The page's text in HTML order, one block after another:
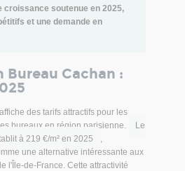
vu le jour avec la halle du
Eyrolles et le projet d'une place
constituant ainsi un
et d'échanges.
que connexion entre le RER B
du Grand Paris Express, sera
Elle accueillera 95 000
un point de référence pour
dans un rayon d'1
gare. Les bureaux étant situés à
seront desservis par l'aéroport
25 minutes à l'heure
croissance soutenue en 2025,
et une demande en
Bureau Cachan :
des tarifs attractifs pour les
bureaux en région parisienne.
Le
à 219 €/m² en 2025
,
une alternative intéressante aux
l'Île-de-France. Cette attractivité